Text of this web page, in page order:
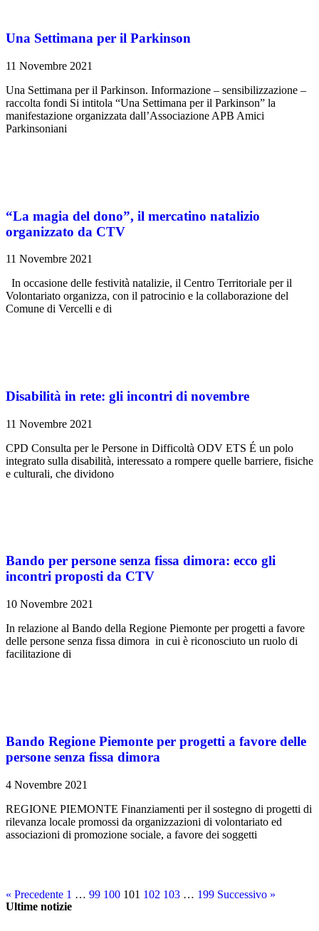
Una Settimana per il Parkinson
11 Novembre 2021
Una Settimana per il Parkinson. Informazione – sensibilizzazione –
raccolta fondi Si intitola “Una Settimana per il Parkinson” la
manifestazione organizzata dall’Associazione APB Amici
Parkinsoniani
“La magia del dono”, il mercatino natalizio
organizzato da CTV
11 Novembre 2021
In occasione delle festività natalizie, il Centro Territoriale per il
Volontariato organizza, con il patrocinio e la collaborazione del
Comune di Vercelli e di
Disabilità in rete: gli incontri di novembre
11 Novembre 2021
CPD Consulta per le Persone in Difficoltà ODV ETS É un polo
integrato sulla disabilità, interessato a rompere quelle barriere, fisiche
e culturali, che dividono
Bando per persone senza fissa dimora: ecco gli
incontri proposti da CTV
10 Novembre 2021
In relazione al Bando della Regione Piemonte per progetti a favore
delle persone senza fissa dimora in cui è riconosciuto un ruolo di
facilitazione di
Bando Regione Piemonte per progetti a favore delle
persone senza fissa dimora
4 Novembre 2021
REGIONE PIEMONTE Finanziamenti per il sostegno di progetti di
rilevanza locale promossi da organizzazioni di volontariato ed
associazioni di promozione sociale, a favore dei soggetti
« Precedente 1 … 99 100 101 102 103 … 199 Successivo »
Ultime notizie